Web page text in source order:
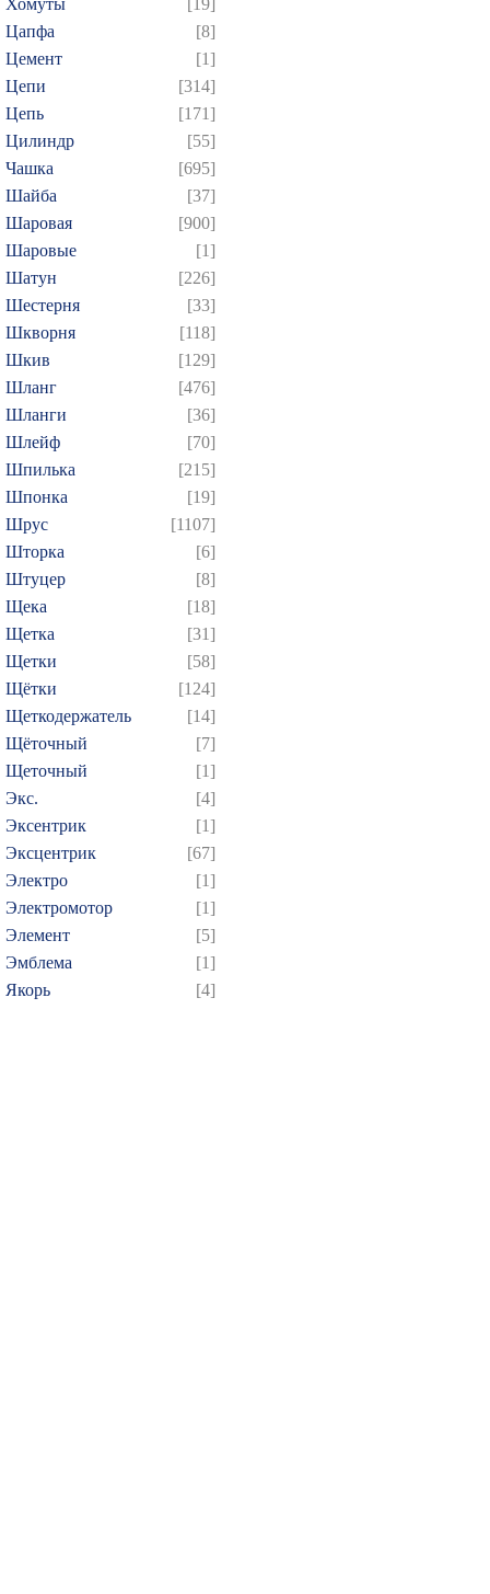
Хомуты
[19]
Цапфа
[8]
Цемент
[1]
Цепи
[314]
Цепь
[171]
Цилиндр
[55]
Чашка
[695]
Шайба
[37]
Шаровая
[900]
Шаровые
[1]
Шатун
[226]
Шестерня
[33]
Шкворня
[118]
Шкив
[129]
Шланг
[476]
Шланги
[36]
Шлейф
[70]
Шпилька
[215]
Шпонка
[19]
Шрус
[1107]
Шторка
[6]
Штуцер
[8]
Щека
[18]
Щетка
[31]
Щетки
[58]
Щётки
[124]
Щеткодержатель
[14]
Щёточный
[7]
Щеточный
[1]
Экс.
[4]
Эксентрик
[1]
Эксцентрик
[67]
Электро
[1]
Электромотор
[1]
Элемент
[5]
Эмблема
[1]
Якорь
[4]